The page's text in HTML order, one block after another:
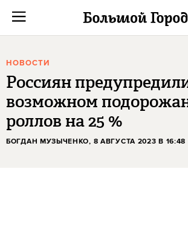
НОВОСТИ
Россиян
возможном
роллов на 25 %
БОГДАН МУЗЫЧЕНКО, 8 АВГУСТА 2023 В 16:48